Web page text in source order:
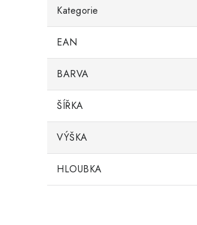
Kategorie
EAN
BARVA
ŠÍŘKA
VÝŠKA
HLOUBKA